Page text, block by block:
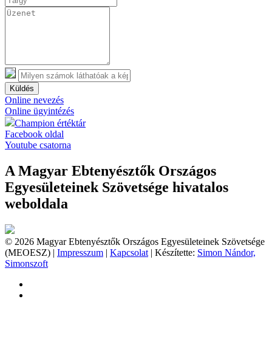
Küldés
Online nevezés
Online ügyintézés
Champion értéktár
Facebook oldal
Youtube csatorna
A Magyar Ebtenyésztők Országos
Egyesületeinek Szövetsége hivatalos
weboldala
© 2026 Magyar Ebtenyésztők Országos Egyesületeinek Szövetsége
(MEOESZ) | Impresszum | Kapcsolat | Készítette: Simon Nándor,
Simonszoft